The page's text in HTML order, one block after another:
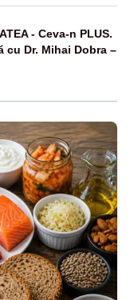
- Ceva-n PLUS.
cu Dr. Mihai Dobra –